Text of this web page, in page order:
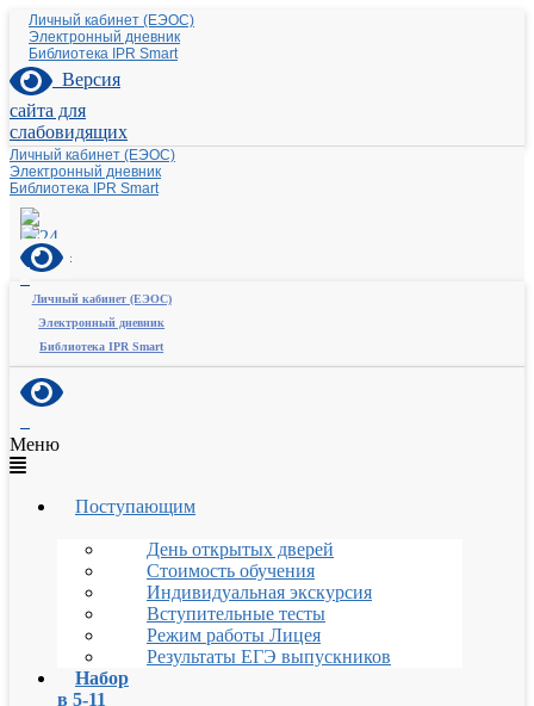
Личный кабинет (ЕЭОС)
Электронный дневник
Библиотека IPR Smart
Версия
сайта для
слабовидящих
Личный кабинет (ЕЭОС)
Электронный дневник
Библиотека IPR Smart
Личный кабинет (ЕЭОС)
Электронный дневник
Библиотека IPR Smart
Меню
Поступающим
День открытых дверей
Стоимость обучения
Индивидуальная экскурсия
Вступительные тесты
Режим работы Лицея
Результаты ЕГЭ выпускников
Набор
в 5-11